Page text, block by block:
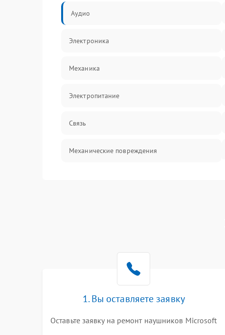
Аудио
Электроника
Механика
Электропитание
Связь
Механические повреждения
1. Вы оставляете заявку
Оставьте заявку на ремонт наушников Microsoft